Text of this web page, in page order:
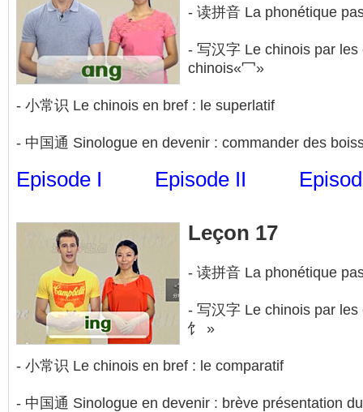
- 读拼音 La phonétique
- 写汉字 Le chinois par
chinois«冖»
- 小常识 Le chinois en bref : le superlatif
- 中国通 Sinologue en devenir : commander des
Episode I Episode II
Leçon 17
- 读拼音 La phonétique
- 写汉字 Le chinois par
饣 »
- 小常识 Le chinois en bref : le comparatif
- 中国通 Sinologue en devenir : brève présentation